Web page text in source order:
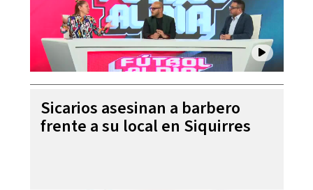
Sicarios asesinan a barbero
frente a su local en Siquirres